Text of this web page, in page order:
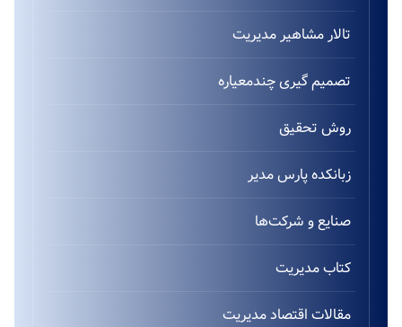
تالار مشاهیر مدیریت
تصمیم گیری چندمعیاره
روش تحقیق
زبانکده پارس مدیر
صنایع و شرکت‌ها
کتاب مدیریت
مقالات اقتصاد مدیریت